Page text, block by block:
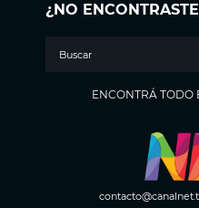
¿NO
ENCONTRÁ TODO